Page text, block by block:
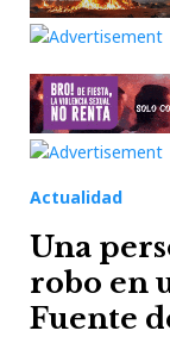
Actualidad
Una
robo en
Fuente